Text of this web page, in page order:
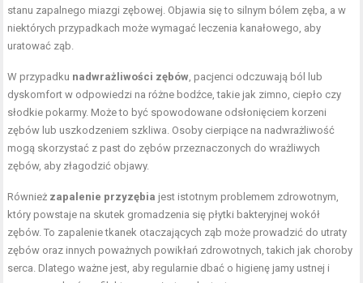
stanu zapalnego miazgi zębowej. Objawia się to silnym bólem zęba, a w
niektórych przypadkach może wymagać leczenia kanałowego, aby
uratować ząb.
W przypadku nadwrażliwości zębów, pacjenci odczuwają ból lub
dyskomfort w odpowiedzi na różne bodźce, takie jak zimno, ciepło czy
słodkie pokarmy. Może to być spowodowane odsłonięciem korzeni
zębów lub uszkodzeniem szkliwa. Osoby cierpiące na nadwrażliwość
mogą skorzystać z past do zębów przeznaczonych do wrażliwych
zębów, aby złagodzić objawy.
Również zapalenie przyzębia jest istotnym problemem zdrowotnym,
który powstaje na skutek gromadzenia się płytki bakteryjnej wokół
zębów. To zapalenie tkanek otaczających ząb może prowadzić do utraty
zębów oraz innych poważnych powikłań zdrowotnych, takich jak choroby
serca. Dlatego ważne jest, aby regularnie dbać o higienę jamy ustnej i